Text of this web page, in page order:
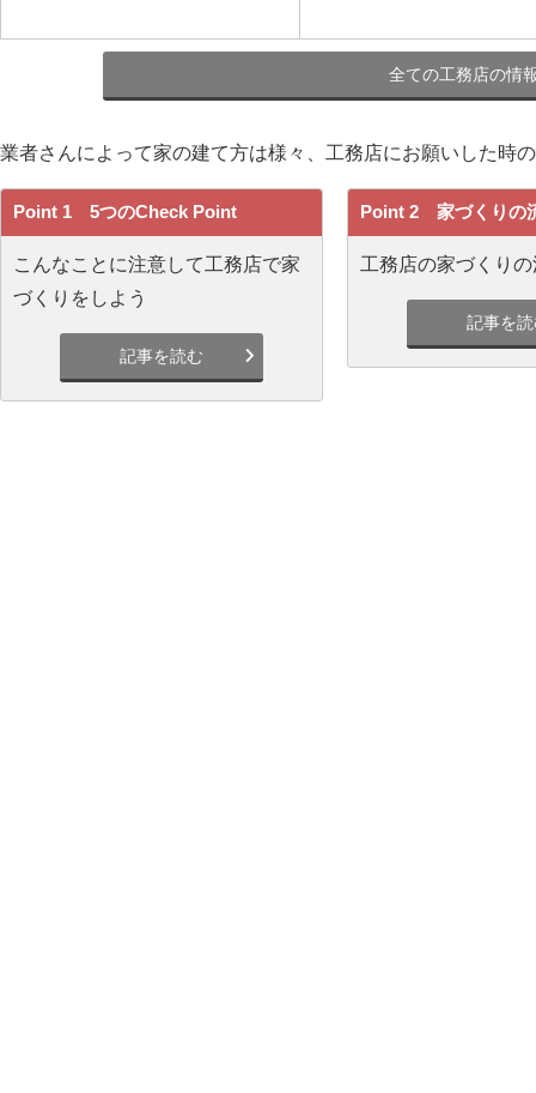
全ての工務店の情
業者さんによって家の建て方は様々、工務店にお願いした時
Point 1 5つのCheck Point
こんなことに注意して工務店で家
づくりをしよう
記事を読む
Point 2 家づくりの
工務店の家づくり
記事を